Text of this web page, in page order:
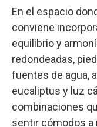
En el espacio
conviene
equilibrio y
redondeadas,
fuentes de agua,
eucaliptus y luz
combinaciones
sentir cómodos